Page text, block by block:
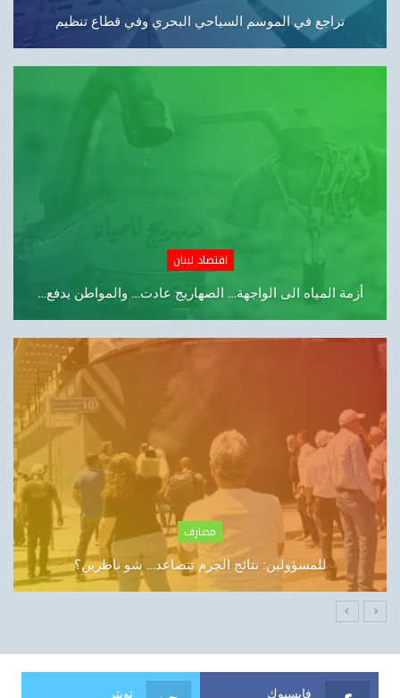
أزمة المياه الى الواجهة… الصهاريج عادت… والمواطن يدفع…
مصارف
«شورى الدولة»:تقسيط الرواتب غير قانوني
الشركات
الإمارات تتصدر قائمة «فوربس الشرق الأوسط» لأقوى
الرؤساء…
فايسبوك تويتر